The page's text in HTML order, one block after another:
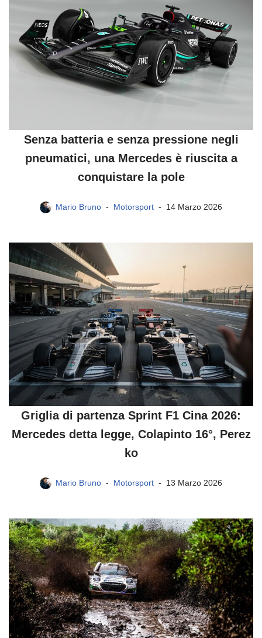
Senza batteria e senza pressione negli
pneumatici, una Mercedes è riuscita a
conquistare la pole
Mario Bruno Motorsport 14 Marzo 2026
Griglia di partenza Sprint F1 Cina 2026:
Mercedes detta legge, Colapinto 16°, Perez
ko
Mario Bruno Motorsport 13 Marzo 2026